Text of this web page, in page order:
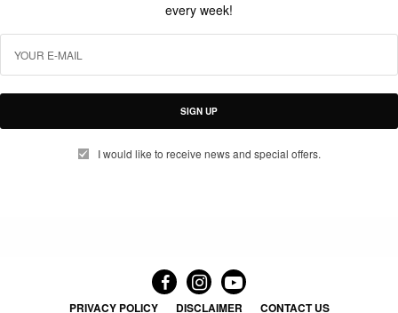
every week!
SIGN UP
I would like to receive news and special offers.
PRIVACY POLICY DISCLAIMER CONTACT US